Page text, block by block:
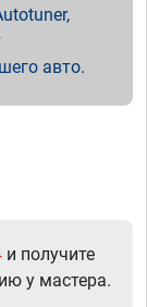
авто.
и получите
у мастера.